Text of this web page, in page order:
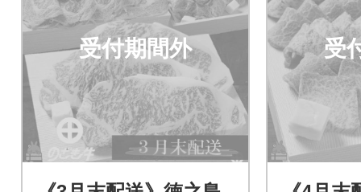
受付期間外 受